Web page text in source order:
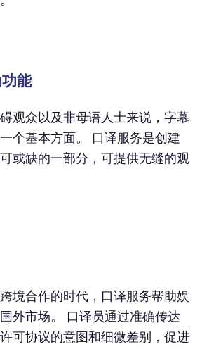
能
观众以及非母语人士来说，字幕
个基本方面。 口译服务是创建
或缺的一部分，可提供无缝的观
境合作的时代，口译服务帮助娱
外市场。 口译员通过准确传达
可协议的意图和细微差别，促进